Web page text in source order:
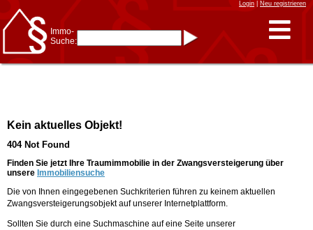
Login| Neu registrieren
Immo-
Suche:
* Suche verfeinern durch
Kombinieren
Frankfurt/Oder
am Main
Immobiliensuche
nach Kreis
nach Amtsgericht
Kein aktuelles Objekt!
404 Not Found
Finden Sie jetzt Ihre Traumimmobilie in der Zwangsversteigerung über
unsere Immobiliensuche
Die von Ihnen eingegebenen Suchkriterien führen zu keinem aktuellen
Zwangsversteigerungsobjekt auf unserer Internetplattform.
Sollten Sie durch eine Suchmaschine auf eine Seite unserer